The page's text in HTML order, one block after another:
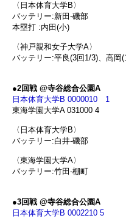
〈日本体育大学B〉
バッテリー:新田-磯部
本塁打 :内田(小)
〈神戸親和女子大学A〉
バッテリー:平良(3回1/3)、高岡
●2回戦 @寺谷総合公園A
日本体育大学B 0000010 1
東海学園大学A 031000 4
〈日本体育大学B〉
バッテリー:白井-磯部
〈東海学園大学A〉
バッテリー:竹田-棚町
●3回戦 @寺谷総合公園A
日本体育大学B 0002210 5